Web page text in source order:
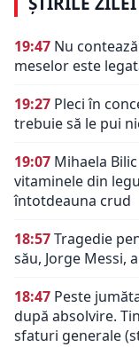
19:47 Nu
meselor este
19:27 Pleci în
trebuie să le pui
19:07 Mihaela
vitaminele din
întotdeauna crud
18:57Tragedie
său, Jorge Messi,
18:47 Peste
după absolvire.
sfaturi generale